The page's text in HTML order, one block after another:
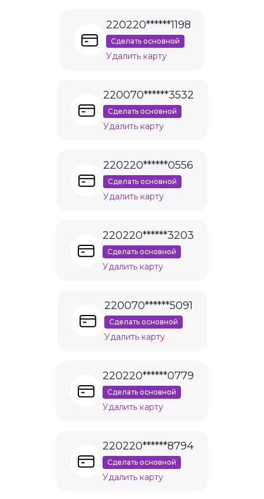
220220******1198
Сделать основной
Удалить карту
220070******3532
Сделать основной
Удалить карту
220220******0556
Сделать основной
Удалить карту
220220******3203
Сделать основной
Удалить карту
220070******5091
Сделать основной
Удалить карту
220220******0779
Сделать основной
Удалить карту
220220******8794
Сделать основной
Удалить карту